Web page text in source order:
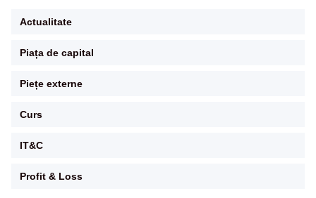
Actualitate
Piața de capital
Piețe externe
Curs
IT&C
Profit & Loss